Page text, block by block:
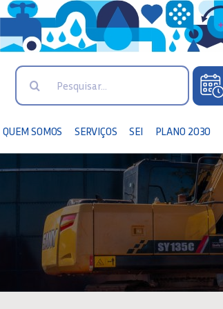
Search
QUEM SOMOS SERVIÇOS SEI PLANO 2030